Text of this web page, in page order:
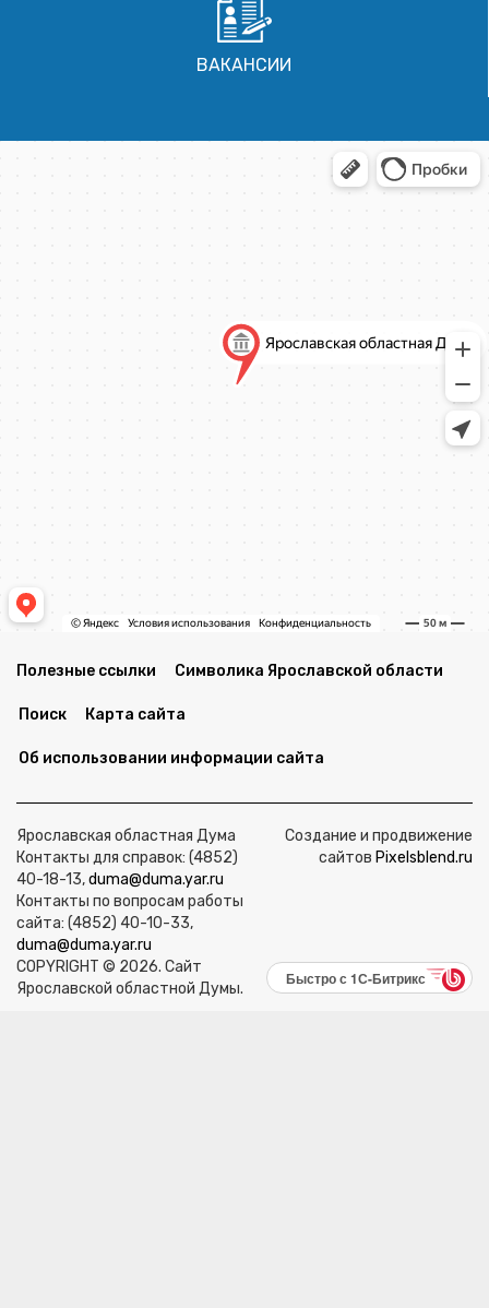
ВАКАНСИИ
Полезные ссылки Символика Ярославской области
Поиск Карта сайта
Об использовании информации сайта
Ярославская областная Дума
Контакты для справок: (4852)
40-18-13,duma@duma.yar.ru
Контакты по вопросам работы
сайта: (4852) 40-10-33,
duma@duma.yar.ru
COPYRIGHT © 2026. Сайт
Ярославской областной Думы.
Создание и продвижение
сайтов Pixelsblend.ru
Быстро с 1С-Битрикс